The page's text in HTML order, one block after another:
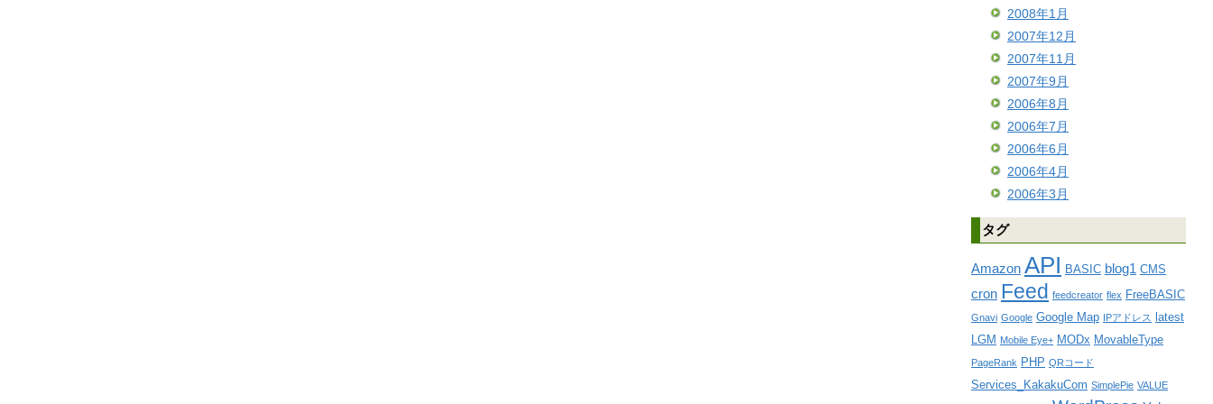
2008年1月
2007年12月
2007年11月
2007年9月
2006年8月
2006年7月
2006年6月
2006年4月
2006年3月
タグ
Amazon API BASIC blog1 CMS
cron Feed feedcreator flex FreeBASIC
Gnavi Google Google Map IPアドレス latest
LGM Mobile Eye+ MODx MovableType
PageRank PHP QRコード
Services_KakakuCom SimplePie VALUE